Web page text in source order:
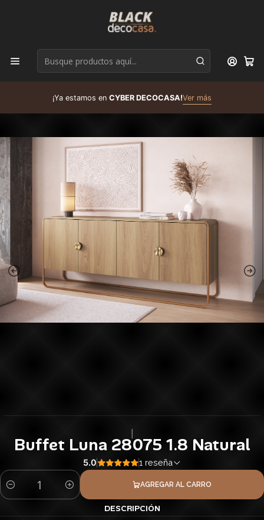
¡Ya estamos en CYBER DECOCASA!Ver más
Buffet Luna 28075 1.8 Natural
5.0 1 reseña
Cantidad
AGREGAR AL CARRO
DESCRIPCIÓN